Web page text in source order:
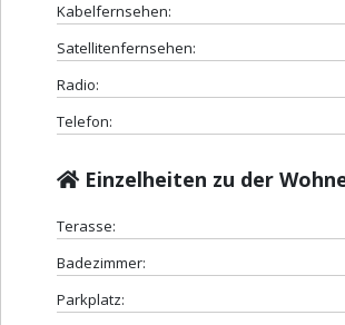
Kabelfernsehen:
Satellitenfernsehen:
Radio:
Telefon:
Einzelheiten zu der
Terasse:
Badezimmer:
Parkplatz: